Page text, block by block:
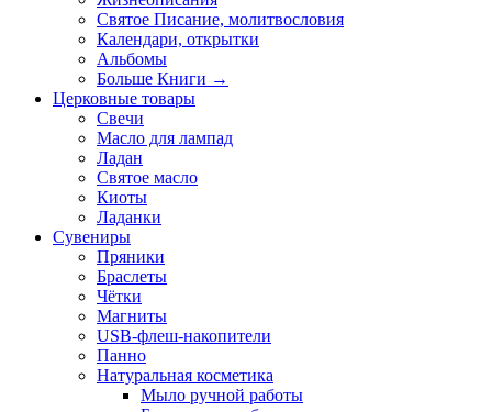
Святое Писание, молитвословия
Календари, открытки
Альбомы
Больше Книги →
Церковные товары
Свечи
Масло для лампад
Ладан
Святое масло
Киоты
Ладанки
Сувениры
Пряники
Браслеты
Чётки
Магниты
USB-флеш-накопители
Панно
Натуральная косметика
Мыло ручной работы